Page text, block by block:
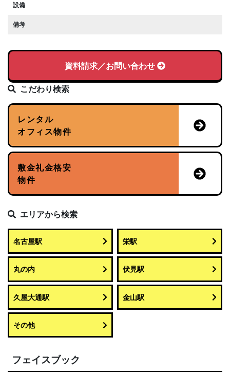
設備
備考
資料請求／お問い合わせ
こだわり検索
レンタル
オフィス物件
敷金礼金格安
物件
エリアから検索
名古屋駅 栄駅
丸の内 伏見駅
久屋大通駅 金山駅
その他
フェイスブック